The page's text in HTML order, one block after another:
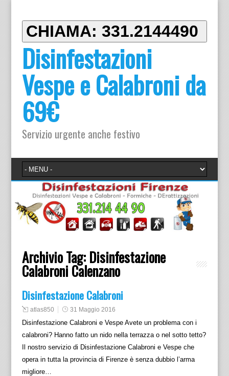
CHIAMA: 331.2144490
Disinfestazioni
Vespe e Calabroni da
69€
Servizio urgente anche festivo
Archivio Tag: Disinfestazione
Calabroni Calenzano
Disinfestazione Calabroni
atlas850 31 Maggio 2016
Disinfestazione Calabroni e Vespe Avete un problema con i
calabroni? Hanno fatto un nido nella terrazza o nel sotto tetto?
Il nostro servizio di Disinfestazione Calabroni e Vespe che
opera in tutta la provincia di Firenze è senza dubbio l’arma
migliore…